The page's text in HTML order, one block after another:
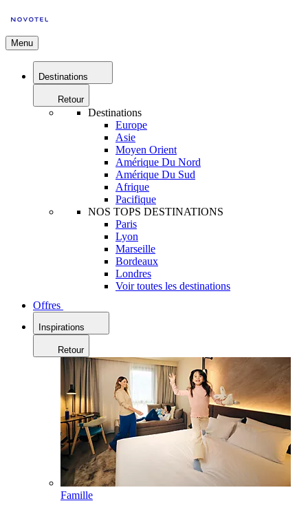
Menu
Destinations
Retour
Destinations
Europe
Asie
Moyen Orient
Amérique Du Nord
Amérique Du Sud
Afrique
Pacifique
NOS TOPS DESTINATIONS
Paris
Lyon
Marseille
Bordeaux
Londres
Voir toutes les destinations
Offres
Inspirations
Retour
Famille